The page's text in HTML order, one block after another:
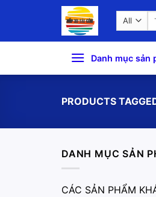
Danh mục sản
PRODUCTS
DANH MỤC SẢN
CÁC SẢN PHẨM